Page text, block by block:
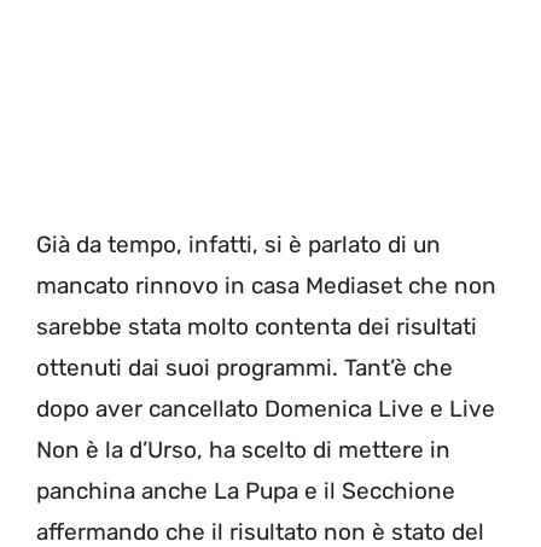
Già da tempo, infatti, si è parlato di un
mancato rinnovo in casa Mediaset che non
sarebbe stata molto contenta dei risultati
ottenuti dai suoi programmi. Tant’è che
dopo aver cancellato Domenica Live e Live
Non è la d’Urso, ha scelto di mettere in
panchina anche La Pupa e il Secchione
affermando che il risultato non è stato del